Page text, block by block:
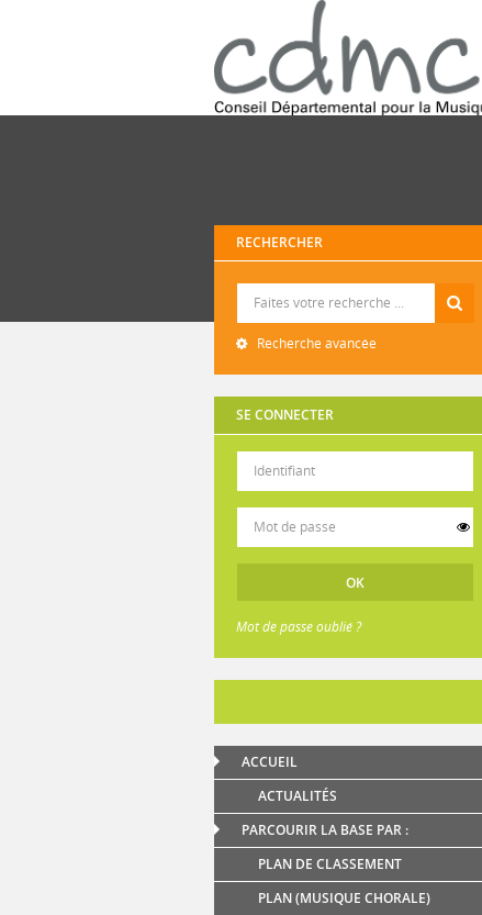
RECHERCHER
Recherche avancée
SE CONNECTER
Mot de passe oublié ?
ACCUEIL
ACTUALITÉS
PARCOURIR LA BASE PAR :
PLAN DE CLASSEMENT
PLAN (MUSIQUE CHORALE)